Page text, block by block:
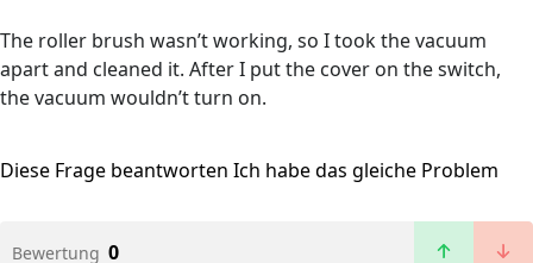
The roller brush wasn’t working, so I took the vacuum
apart and cleaned it. After I put the cover on the switch,
the vacuum wouldn’t turn on.
Diese Frage beantworten Ich habe das gleiche Problem
Bewertung 0